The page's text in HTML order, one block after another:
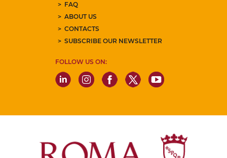
FAQ
ABOUT US
CONTACTS
SUBSCRIBE OUR NEWSLETTER
FOLLOW US ON: